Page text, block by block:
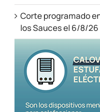
Corte programado
los Sauces el 6/8/26